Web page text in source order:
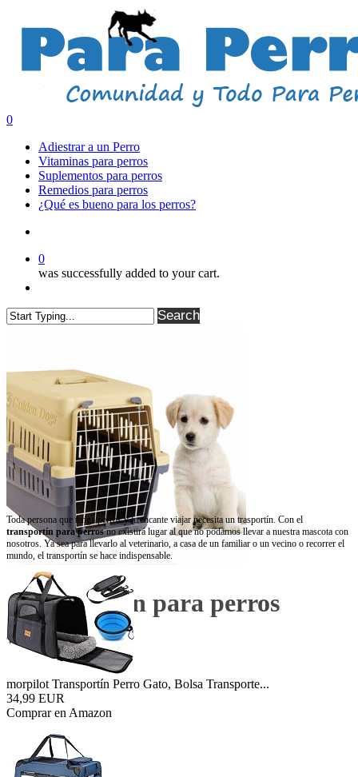
content
search
0
Adiestrar a un Perro
Vitaminas para perros
Suplementos para perros
Remedios para perros
¿Qué es bueno para los perros?
0
was successfully added to your cart.
Search
Transportín para perros
Toda persona que tenga perros y le encante viajar necesita un trasportín. Con el
transportín para perrosno existirá lugar al que no podamos llevar a nuestra mascota con
nosotros. Ya sea para llevarlo al veterinario, a casa de un familiar o un vecino o recorrer el
mundo, el transportín se hace indispensable.
morpilot Transportín Perro Gato, Bolsa Transporte...
34,99 EUR
Comprar en Amazon